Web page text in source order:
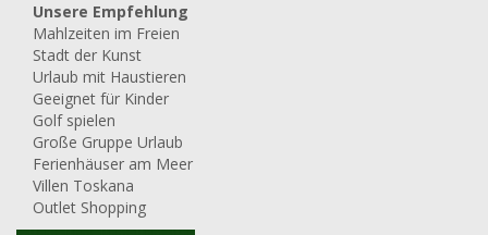
Unsere Empfehlung
Mahlzeiten im Freien
Stadt der Kunst
Urlaub mit Haustieren
Geeignet für Kinder
Golf spielen
Große Gruppe Urlaub
Ferienhäuser am Meer
Villen Toskana
Outlet Shopping